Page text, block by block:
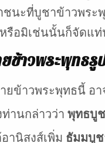
ชนะที่บูชาข้าวพร
หรือมิเช่นนั้นก็จัดแ
ข้าวพระพุทธรู
ยข้าวพระพุทธนี้ อ
านกล่าวว่า พุทธบู
านิสงส์เพิ่ม ธัมมบู